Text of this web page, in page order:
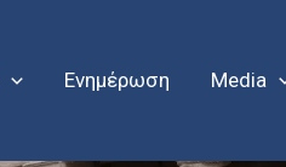
Ενημέρωση Media